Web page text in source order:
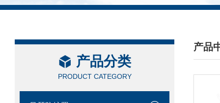
产品分类
PRODUCT CATEGORY
产品
/